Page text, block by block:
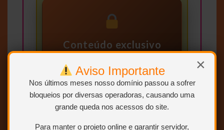
×
Aviso Importante
Nos últimos meses nosso domínio passou a sofrer
bloqueios por diversas operadoras, causando uma
grande queda nos acessos do site.
Para manter o projeto online e garantir servidor,
Conteúdo exclusivo
para VIP
Você precisa serUsuário VIP
para visualizar os links de
download.